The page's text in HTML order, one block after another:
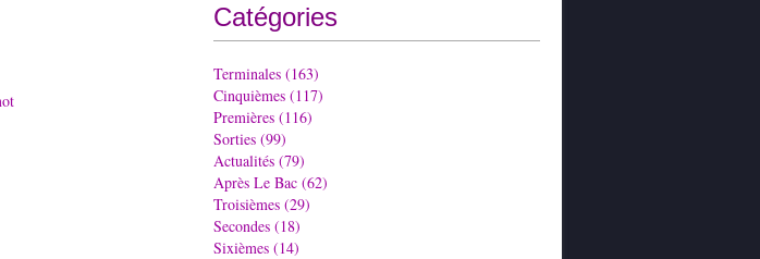
Catégories
Terminales (163)
Cinquièmes (117)
Premières (116)
Sorties (99)
Actualités (79)
Après Le Bac (62)
Troisièmes (29)
Secondes (18)
Sixièmes (14)